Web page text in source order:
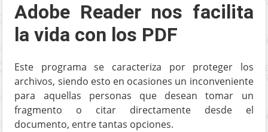
Adobe Reader nos facilita
la vida con los PDF
Este programa se caracteriza por proteger los
archivos, siendo esto en ocasiones un inconveniente
para aquellas personas que desean tomar un
fragmento o citar directamente desde el
documento, entre tantas opciones.